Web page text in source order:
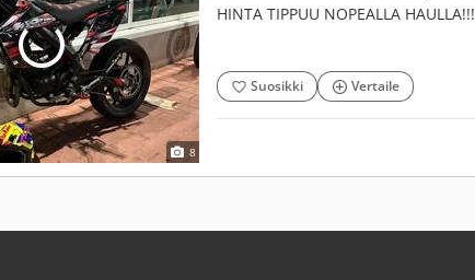
8
HINTA TIPPUU NOPEALLA HAULLA!!!
Suosikki Vertaile